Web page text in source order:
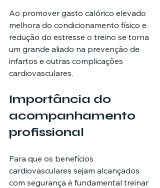
Ao promover gasto calórico elevado
melhora do condicionamento físico e
redução do estresse o treino se torna
um grande aliado na prevenção de
infartos e outras complicações
cardiovasculares.
Importância do
acompanhamento
profissional
Para que os benefícios
cardiovasculares sejam alcançados
com segurança é fundamental treinar